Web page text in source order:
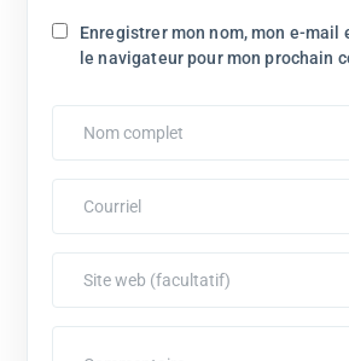
Enregistrer mon nom, mon e-mail
le navigateur pour mon prochain